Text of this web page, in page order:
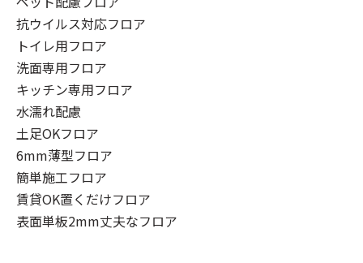
抗ウイルス対応フロア
トイレ用フロア
洗面専用フロア
キッチン専用フロア
水濡れ配慮
土足OKフロア
6mm薄型フロア
簡単施工フロア
賃貸OK置くだけフロア
表面単板2mm丈夫なフロア